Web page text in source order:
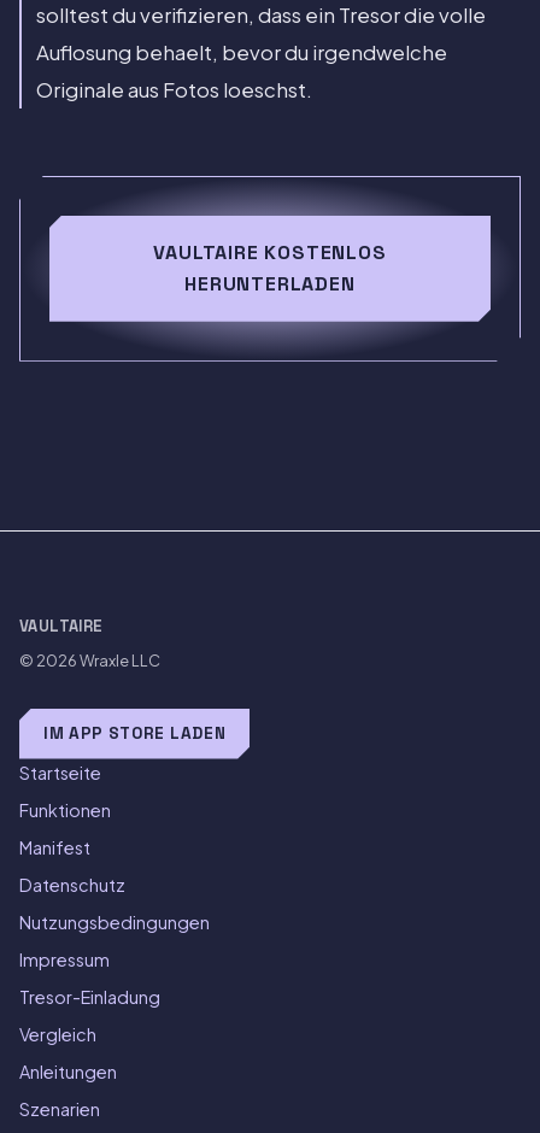
solltest du verifizieren, dass ein Tresor die volle
Auflosung behaelt, bevor du irgendwelche
Originale aus Fotos loeschst.
VAULTAIRE KOSTENLOS
HERUNTERLADEN
VAULTAIRE
© 2026Wraxle LLC
IM APP STORE LADEN
Startseite
Funktionen
Manifest
Datenschutz
Nutzungsbedingungen
Impressum
Tresor-Einladung
Vergleich
Anleitungen
Szenarien